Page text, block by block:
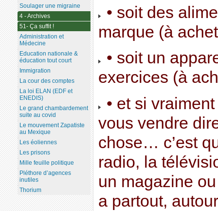
• soit des
marque (à
• soit un
exercices (à
• et si
vous vendre
chose… c’est
radio, la
un magazine
a partout,
Soulager une migraine
4 - Archives
51- Ça suffit !
Administration et
Médecine
Education nationale &
éducation tout court
Immigration
La cour des comptes
La loi ELAN (EDF et
ENEDIS)
Le grand chambardement
suite au covid
Le mouvement Zapatiste
au Mexique
Les éoliennes
Les prisons
Mille feuille politique
Pléthore d’agences
inutiles
Thorium